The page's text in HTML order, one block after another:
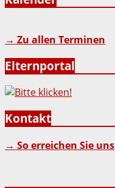
→ Zu allen Terminen
Elternportal
Kontakt
→ So erreichen Sie uns